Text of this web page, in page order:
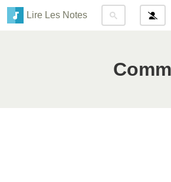
Lire Les Notes